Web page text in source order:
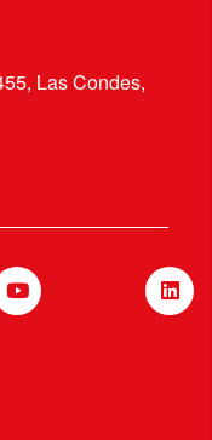
Las Condes,